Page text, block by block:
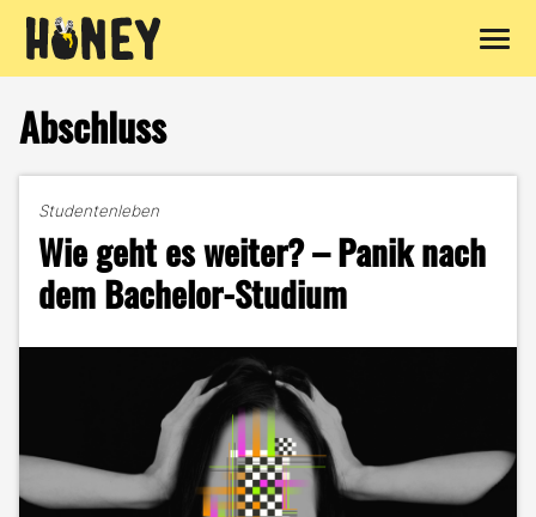
Inhalt
springen
Abschluss
Studentenleben
Wie geht es weiter? – Panik nach
dem Bachelor-Studium